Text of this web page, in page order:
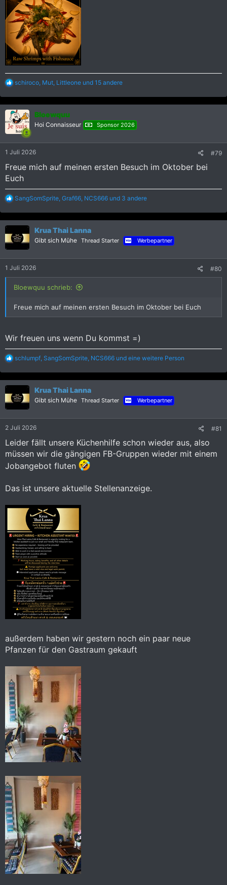
R
a
k
t
i
o
n
schiroco Mut Littleone und 15 andere
Bloewquu
Hoi Connaisseur Sponsor 2026
1 Juli 2026 #79
Freue mich auf meinen ersten Besuch im Oktober bei
Euch
R
a
k
i
n
:
SangSomSprite Graf66 NCS666 und 3 andere
Krua Thai Lanna
Gibt sich Mühe Thread Starter Werbepartner
1 Juli 2026 #80
Bloewquu schrieb:
Freue mich auf meinen ersten Besuch im Oktober bei Euch
Wir freuen uns wenn Du kommst =)
R
a
k
i
n
:
schlumpf SangSomSprite NCS666 und eine weitere Person
Krua Thai Lanna
Gibt sich Mühe Thread Starter Werbepartner
2 Juli 2026 #81
Leider fällt unsere Küchenhilfe schon wieder aus, also
müssen wir die gängigen FB-Gruppen wieder mit einem
Jobangebot fluten
Das ist unsere aktuelle Stellenanzeige.
außerdem haben wir gestern noch ein paar neue
Pfanzen für den Gastraum gekauft